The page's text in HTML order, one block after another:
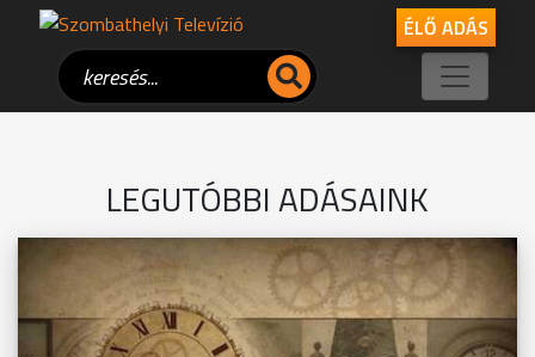
ÉLŐ ADÁS
LEGUTÓBBI ADÁSAINK